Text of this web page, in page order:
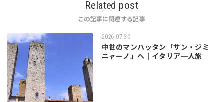
Related post
この記事に関連する記事
2026.07.30
中世のマンハッタン「サン・ジミ
ニャーノ」へ｜イタリア一人旅